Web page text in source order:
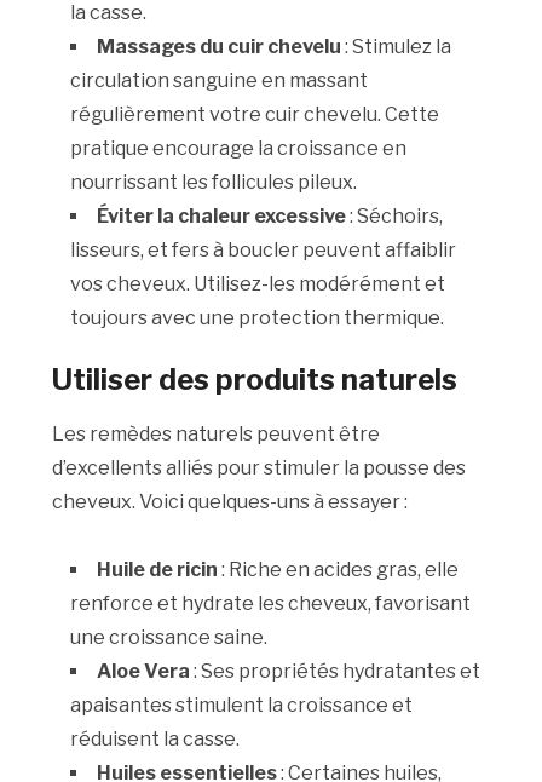
la casse.
Massages du cuir chevelu : Stimulez la
circulation sanguine en massant
régulièrement votre cuir chevelu. Cette
pratique encourage la croissance en
nourrissant les follicules pileux.
Éviter la chaleur excessive: Séchoirs,
lisseurs, et fers à boucler peuvent affaiblir
vos cheveux. Utilisez-les modérément et
toujours avec une protection thermique.
Utiliser des produits naturels
Les remèdes naturels peuvent être
d’excellents alliés pour stimuler la pousse des
cheveux. Voici quelques-uns à essayer :
Huile de ricin : Riche en acides gras, elle
renforce et hydrate les cheveux, favorisant
une croissance saine.
Aloe Vera : Ses propriétés hydratantes et
apaisantes stimulent la croissance et
réduisent la casse.
Huiles essentielles: Certaines huiles,